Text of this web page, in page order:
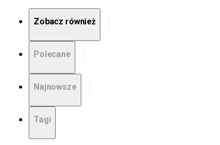
Zobacz również
Polecane
Najnowsze
Tagi